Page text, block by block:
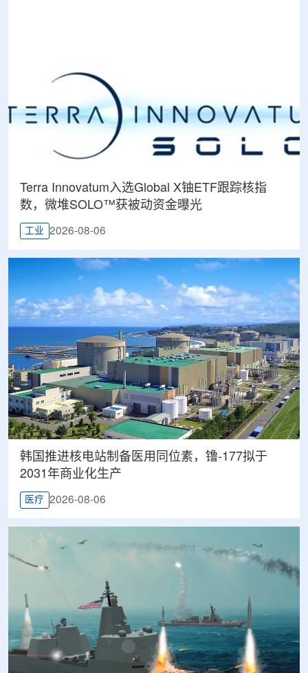
Terra Innovatum入选Global X铀ETF跟踪核指
数，微堆SOLO™获被动资金曝光
工业 2026-08-06
韩国推进核电站制备医用同位素，镥-177拟于
2031年商业化生产
医疗 2026-08-06